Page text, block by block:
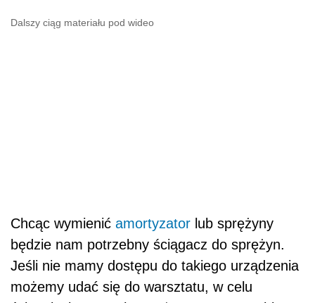
Dalszy ciąg materiału pod wideo
Chcąc wymienić amortyzator lub sprężyny
będzie nam potrzebny ściągacz do sprężyn.
Jeśli nie mamy dostępu do takiego urządzenia
możemy udać się do warsztatu, w celu